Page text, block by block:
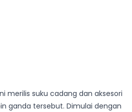
merilis suku cadang dan aksesori
ganda tersebut. Dimulai dengan